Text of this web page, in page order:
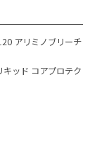
アリミノブリーチ
ッド コアプロテク